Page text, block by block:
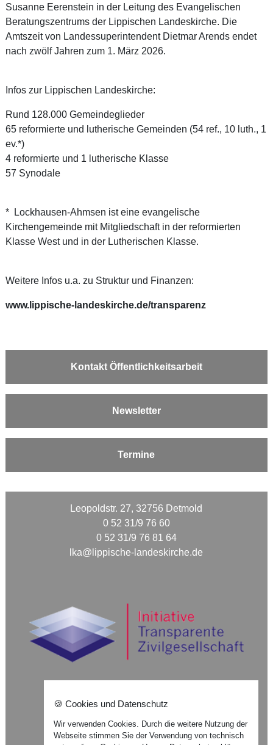
Susanne Eerenstein in der Leitung des Evangelischen
Beratungszentrums der Lippischen Landeskirche. Die
Amtszeit von Landessuperintendent Dietmar Arends endet
nach zwölf Jahren zum 1. März 2026.
Infos zur Lippischen Landeskirche:
Rund 128.000 Gemeindeglieder
65 reformierte und lutherische Gemeinden (54 ref., 10 luth., 1
ev.*)
4 reformierte und 1 lutherische Klasse
57 Synodale
* Lockhausen-Ahmsen ist eine evangelische
Kirchengemeinde mit Mitgliedschaft in der reformierten
Klasse West und in der Lutherischen Klasse.
Weitere Infos u.a. zu Struktur und Finanzen:
www.lippische-landeskirche.de/transparenz
Kontakt Öffentlichkeitsarbeit
Newsletter
Termine
Leopoldstr. 27, 32756 Detmold
0 52 31/9 76 60
0 52 31/9 76 81 64
lka@lippische-landeskirche.de
🍪 Cookies und Datenschutz
Wir verwenden Cookies. Durch die weitere Nutzung der
Webseite stimmen Sie der Verwendung von technisch